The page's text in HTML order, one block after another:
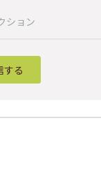
ション
する